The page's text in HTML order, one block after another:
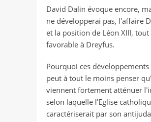
David Dalin évoque encore,
ne développerai pas, l'affaire
et la position de Léon XIII,
favorable à Dreyfus.
Pourquoi ces développements
peut à tout le moins penser
viennent fortement atténuer
selon laquelle l'Eglise
caractériserait par son